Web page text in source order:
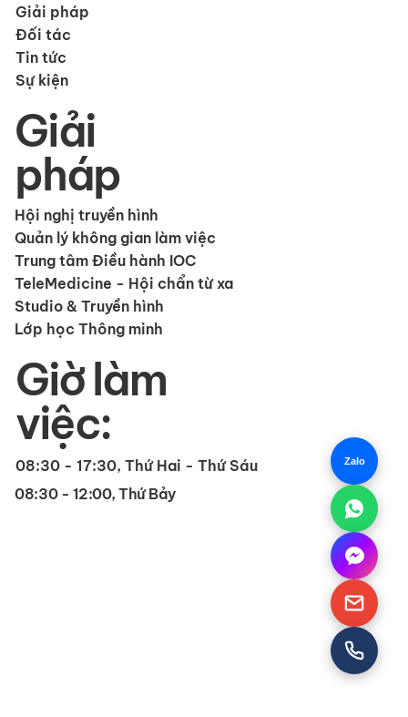
Giải pháp
Đối tác
Tin tức
Sự kiện
Giải
pháp
Hội nghị truyền hình
Quản lý không gian làm việc
Trung tâm Điều hành IOC
Studio & Truyền hình
TeleMedicine - Hội chẩn từ xa
Lớp học Thông minh
Giờ làm
việc:
08:30 - 17:30, Thứ Hai - Thứ Sáu
08:30 - 12:00, Thứ Bảy
Zalo